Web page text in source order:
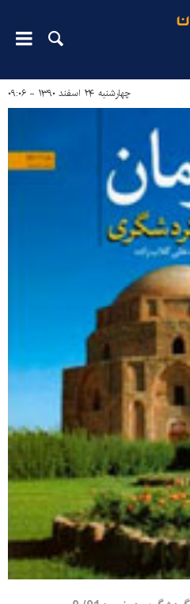
چهارشنبه ۲۴ اسفند ۱۳۹۰ - ۰۹:۰۶